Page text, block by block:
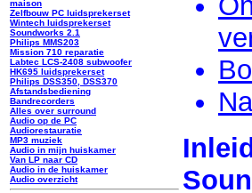
maison
Zelfbouw PC luidsprekerset
Wintech luidsprekerset
Soundworks 2.1
Philips MMS203
Mission 710 reparatie
Labtec LCS-2408 subwoofer
HK695 luidsprekerset
Philips DSS350, DSS370
Afstandsbediening
Bandrecorders
Alles over surround
Audio op de PC
Audiorestauratie
MP3 muziek
Audio in mijn huiskamer
Van LP naar CD
Audio in de huiskamer
Audio overzicht